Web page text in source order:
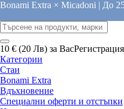
Bonami Extra × Micadoni | До
10 € (20 Лв) за ВасРегистрация
Категории
Стаи
Bonami Extra
Вдъхновение
Специални оферти и отстъпки